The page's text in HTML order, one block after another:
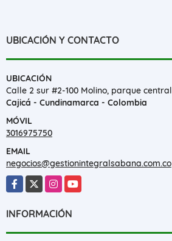
UBICACIÓN Y CONTACTO
UBICACIÓN
Calle 2 sur #2-100 Molino, parque central
Cajicá - Cundinamarca - Colombia
MÓVIL
3016975750
EMAIL
negocios@gestionintegralsabana.com.co
Facebook
X Instagram
YouTube
INFORMACIÓN